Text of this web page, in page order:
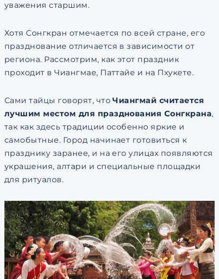
уважения старшим.
Хотя Сонгкран отмечается по всей стране, его
празднование отличается в зависимости от
региона. Рассмотрим, как этот праздник
проходит в Чиангмае, Паттайе и на Пхукете.
Сами тайцы говорят, чтоЧиангмай считается
лучшим местом для празднования Сонгкрана,
так как здесь традиции особенно яркие и
самобытные. Город начинает готовиться к
празднику заранее, и на его улицах появляются
украшения, алтари и специальные площадки
для ритуалов.